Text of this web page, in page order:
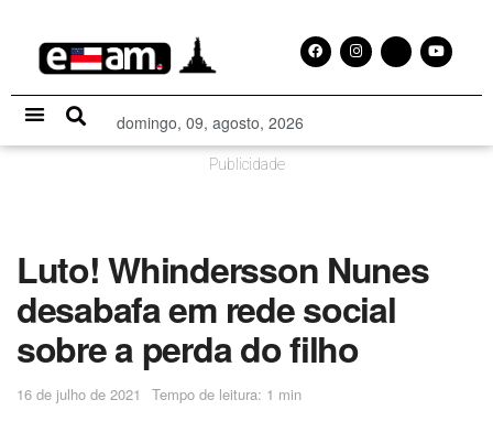
domingo, 09, agosto, 2026
Publicidade
Luto! Whindersson Nunes
desabafa em rede social
sobre a perda do filho
16 de julho de 2021 Tempo de leitura: 1 min